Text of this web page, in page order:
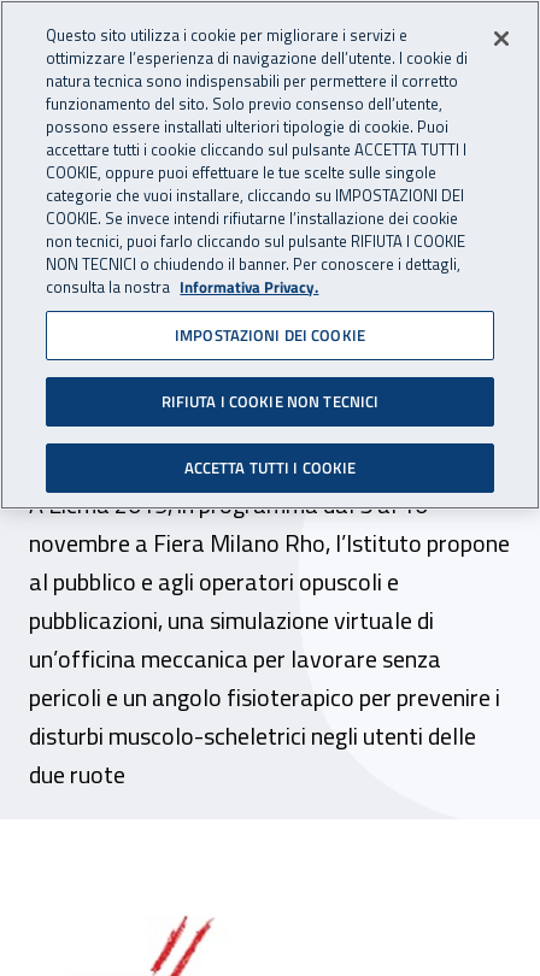
INAIL - Istituto Nazionale
Apri cerca
Navigazione principale
Navigazione - Ti trovi in:
Home Inail comunica News
31 ottobre 2019
Sicurezza su strada: l’Inail
al Salone del ciclo e
motociclo
A Eicma 2019, in programma dal 5 al 10
novembre a Fiera Milano Rho, l’Istituto propone
al pubblico e agli operatori opuscoli e
pubblicazioni, una simulazione virtuale di
un’officina meccanica per lavorare senza
pericoli e un angolo fisioterapico per prevenire i
disturbi muscolo-scheletrici negli utenti delle
due ruote
Questo sito utilizza i cookie per migliorare i servizi e
ottimizzare l’esperienza di navigazione dell’utente. I cookie di
natura tecnica sono indispensabili per permettere il corretto
funzionamento del sito. Solo previo consenso dell’utente,
possono essere installati ulteriori tipologie di cookie. Puoi
accettare tutti i cookie cliccando sul pulsante ACCETTA TUTTI I
COOKIE, oppure puoi effettuare le tue scelte sulle singole
categorie che vuoi installare, cliccando su IMPOSTAZIONI DEI
COOKIE. Se invece intendi rifiutarne l’installazione dei cookie
non tecnici, puoi farlo cliccando sul pulsante RIFIUTA I COOKIE
NON TECNICI o chiudendo il banner. Per conoscere i dettagli,
consulta la nostra Informativa Privacy.
IMPOSTAZIONI DEI COOKIE
RIFIUTA I COOKIE NON TECNICI
ACCETTA TUTTI I COOKIE